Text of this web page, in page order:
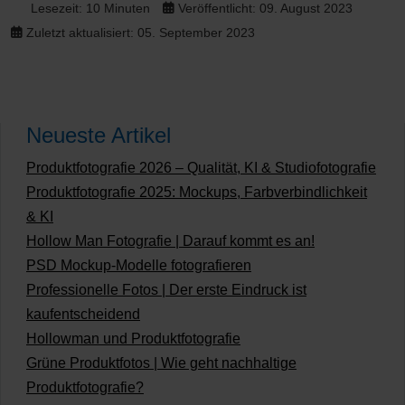
Lesezeit: 10 Minuten
Veröffentlicht: 09. August 2023
Zuletzt aktualisiert: 05. September 2023
Neueste Artikel
Produktfotografie 2026 – Qualität, KI & Studiofotografie
Produktfotografie 2025: Mockups, Farbverbindlichkeit
& KI
Hollow Man Fotografie | Darauf kommt es an!
PSD Mockup-Modelle fotografieren
Professionelle Fotos | Der erste Eindruck ist
kaufentscheidend
Hollowman und Produktfotografie
Grüne Produktfotos | Wie geht nachhaltige
Produktfotografie?